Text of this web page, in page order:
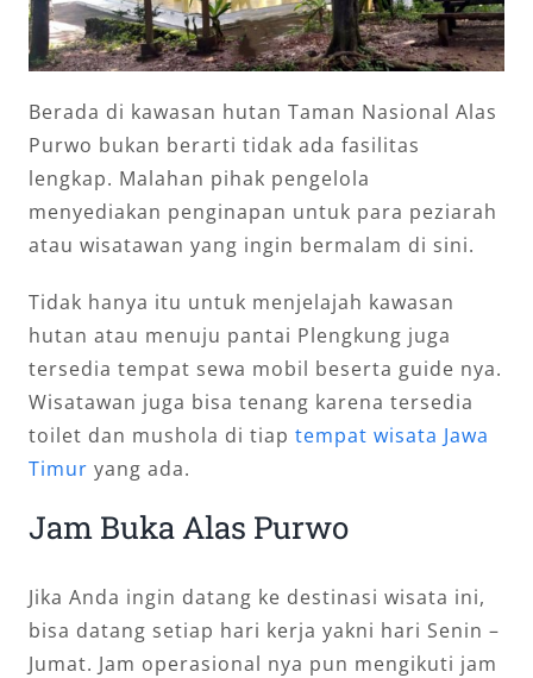
Berada di kawasan hutan Taman Nasional Alas
Purwo bukan berarti tidak ada fasilitas
lengkap. Malahan pihak pengelola
menyediakan penginapan untuk para peziarah
atau wisatawan yang ingin bermalam di sini.
Tidak hanya itu untuk menjelajah kawasan
hutan atau menuju pantai Plengkung juga
tersedia tempat sewa mobil beserta guide nya.
Wisatawan juga bisa tenang karena tersedia
toilet dan mushola di tiap tempat wisata Jawa
Timur yang ada.
Jam Buka Alas Purwo
Jika Anda ingin datang ke destinasi wisata ini,
bisa datang setiap hari kerja yakni hari Senin –
Jumat. Jam operasional nya pun mengikuti jam